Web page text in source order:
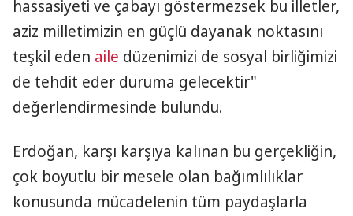
hassasiyeti ve çabayı göstermezsek bu illetler,
aziz milletimizin en güçlü dayanak noktasını
teşkil eden aile düzenimizi de sosyal birliğimizi
de tehdit eder duruma gelecektir"
değerlendirmesinde bulundu.
Erdoğan, karşı karşıya kalınan bu gerçekliğin,
çok boyutlu bir mesele olan bağımlılıklar
konusunda mücadelenin tüm paydaşlarla